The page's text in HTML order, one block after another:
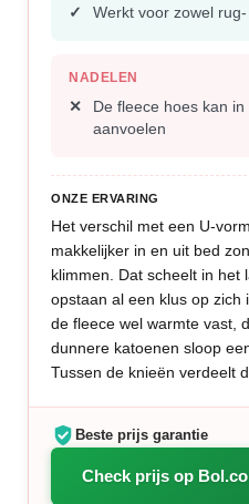
Werkt voor zowel
NADELEN
De fleece hoes kan
aanvoelen
ONZE ERVARING
Het verschil met een U-
makkelijker in en uit bed
klimmen. Dat scheelt in het
opstaan al een klus op
de fleece wel warmte vast,
dunnere katoenen sloop
Tussen de knieën verdeelt
Beste prijs garantie
Check prijs op